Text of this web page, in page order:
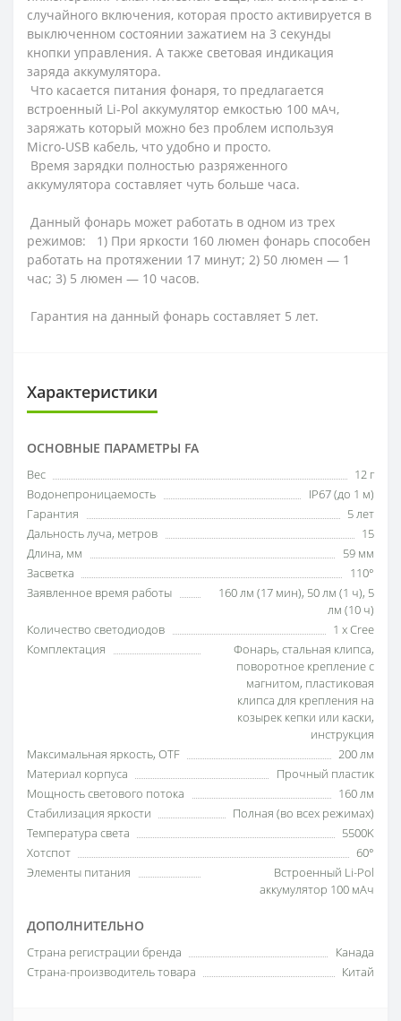
случайного включения, которая просто активируется в
выключенном состоянии зажатием на 3 секунды
кнопки управления. А также световая индикация
заряда аккумулятора.
Что касается питания фонаря, то предлагается
встроенный Li-Pol аккумулятор емкостью 100 мАч,
заряжать который можно без проблем используя
Micro-USB кабель, что удобно и просто.
Время зарядки полностью разряженного
аккумулятора составляет чуть больше часа.
Данный фонарь может работать в одном из трех
режимов: 1) При яркости 160 люмен фонарь способен
работать на протяжении 17 минут; 2) 50 люмен — 1
час; 3) 5 люмен — 10 часов.
Гарантия на данный фонарь составляет 5 лет.
Характеристики
ОСНОВНЫЕ ПАРАМЕТРЫ FA
Вес
12 г
Водонепроницаемость
IP67 (до 1 м)
Гарантия
5 лет
Дальность луча, метров
15
Длина, мм
59 мм
Засветка
110°
Заявленное время работы
160 лм (17 мин), 50 лм (1 ч), 5
лм (10 ч)
Количество светодиодов
1 x Cree
Комплектация
Фонарь, стальная клипса,
поворотное крепление с
магнитом, пластиковая
клипса для крепления на
козырек кепки или каски,
инструкция
Максимальная яркость, OTF
200 лм
Материал корпуса
Прочный пластик
Мощность светового потока
160 лм
Стабилизация яркости
Полная (во всех режимах)
Температура света
5500K
Хотспот
60°
Элементы питания
Встроенный Li-Pol
аккумулятор 100 мАч
ДОПОЛНИТЕЛЬНО
Страна регистрации бренда
Канада
Страна-производитель товара
Китай